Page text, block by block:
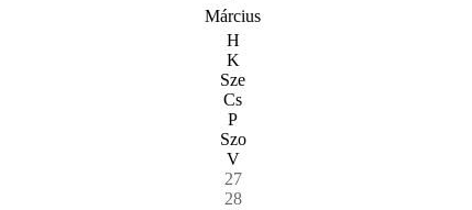
Március
H
K
Sze
Cs
P
Szo
V
27
28